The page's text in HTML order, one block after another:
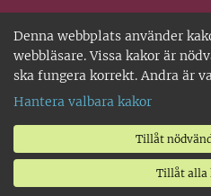
Denna webbplats använder
webbläsare. Vissa kakor är
ska fungera korrekt. Andra är
Hantera valbara kakor
Tillåt
Tillåt alla